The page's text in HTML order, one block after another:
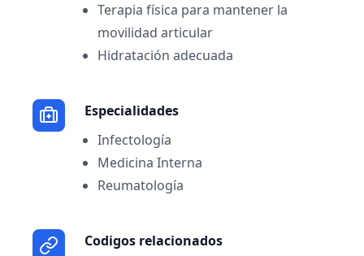
Terapia física para mantener la
movilidad articular
Hidratación adecuada
Especialidades
Infectología
Medicina Interna
Reumatología
Codigos relacionados